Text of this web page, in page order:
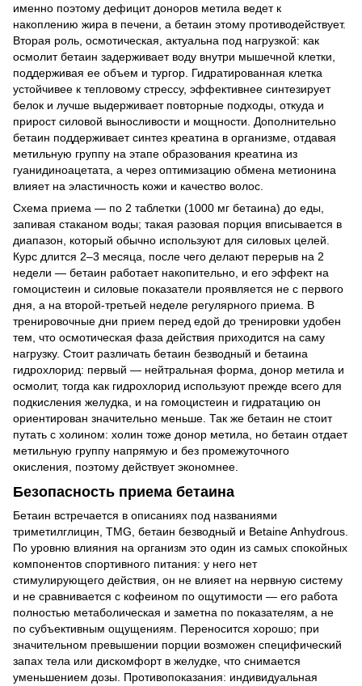
именно поэтому дефицит доноров метила ведет к
накоплению жира в печени, а бетаин этому противодействует.
Вторая роль, осмотическая, актуальна под нагрузкой: как
осмолит бетаин задерживает воду внутри мышечной клетки,
поддерживая ее объем и тургор. Гидратированная клетка
устойчивее к тепловому стрессу, эффективнее синтезирует
белок и лучше выдерживает повторные подходы, откуда и
прирост силовой выносливости и мощности. Дополнительно
бетаин поддерживает синтез креатина в организме, отдавая
метильную группу на этапе образования креатина из
гуанидиноацетата, а через оптимизацию обмена метионина
влияет на эластичность кожи и качество волос.
Схема приема — по 2 таблетки (1000 мг бетаина) до еды,
запивая стаканом воды; такая разовая порция вписывается в
диапазон, который обычно используют для силовых целей.
Курс длится 2–3 месяца, после чего делают перерыв на 2
недели — бетаин работает накопительно, и его эффект на
гомоцистеин и силовые показатели проявляется не с первого
дня, а на второй-третьей неделе регулярного приема. В
тренировочные дни прием перед едой до тренировки удобен
тем, что осмотическая фаза действия приходится на саму
нагрузку. Стоит различать бетаин безводный и бетаина
гидрохлорид: первый — нейтральная форма, донор метила и
осмолит, тогда как гидрохлорид используют прежде всего для
подкисления желудка, и на гомоцистеин и гидратацию он
ориентирован значительно меньше. Так же бетаин не стоит
путать с холином: холин тоже донор метила, но бетаин отдает
метильную группу напрямую и без промежуточного
окисления, поэтому действует экономнее.
Безопасность приема бетаина
Бетаин встречается в описаниях под названиями
триметилглицин, TMG, бетаин безводный и Betaine Anhydrous.
По уровню влияния на организм это один из самых спокойных
компонентов спортивного питания: у него нет
стимулирующего действия, он не влияет на нервную систему
и не сравнивается с кофеином по ощутимости — его работа
полностью метаболическая и заметна по показателям, а не
по субъективным ощущениям. Переносится хорошо; при
значительном превышении порции возможен специфический
запах тела или дискомфорт в желудке, что снимается
уменьшением дозы. Противопоказания: индивидуальная